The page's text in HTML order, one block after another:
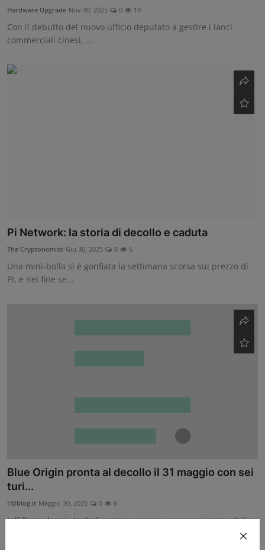
Hardware Upgrade Nov 30, 2025 0 10
Con il debutto del nuovo ufficio deputato a gestire i lanci
commerciali cinesi, ...
Pi Network: la storia di decollo e caduta
The Cryptonomist Giu 30, 2025 0 6
Una mini-bolla si è gonfiata la settimana scorsa sul prezzo di
PI, e nel fine se...
Blue Origin pronta al decollo il 31 maggio con sei
turi...
HDblog.it Maggio 30, 2025 0 6
Jeff Bezos lancia la dodicesima missione con equipaggio della